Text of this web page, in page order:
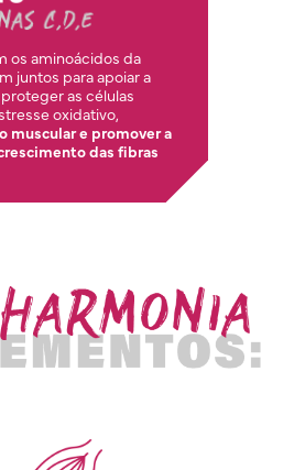
os aminoácidos da
juntos para apoiar a
as células
oxidativo,
muscular e promover a
das fibras